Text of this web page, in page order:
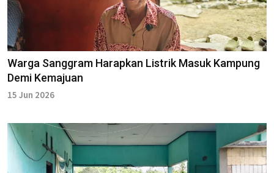
Warga Sanggram Harapkan Listrik Masuk Kampung
Demi Kemajuan
15 Jun 2026